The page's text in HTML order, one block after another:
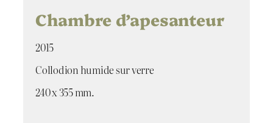
Chambre d’apesanteur
2015
Collodion humide sur verre
240 x 355 mm.